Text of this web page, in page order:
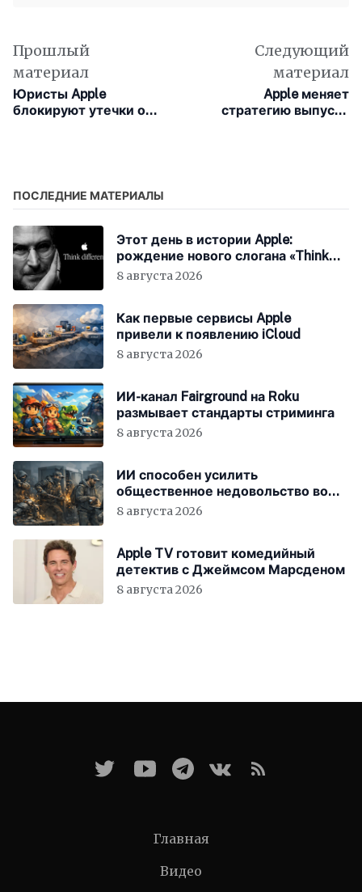
Прошлый
материал
Юристы Apple
блокируют утечки о
Следующий
материал
Apple меняет
стратегию выпуска
ПОСЛЕДНИЕ МАТЕРИАЛЫ
Этот день в истории Apple:
рождение нового слогана «Think
Different»
8 августа 2026
Как первые сервисы Apple
привели к появлению iCloud
8 августа 2026
ИИ-канал Fairground на Roku
размывает стандарты стриминга
8 августа 2026
ИИ способен усилить
общественное недовольство во
всём мире
8 августа 2026
Apple TV готовит комедийный
детектив с Джеймсом Марсденом
8 августа 2026
Главная
Видео